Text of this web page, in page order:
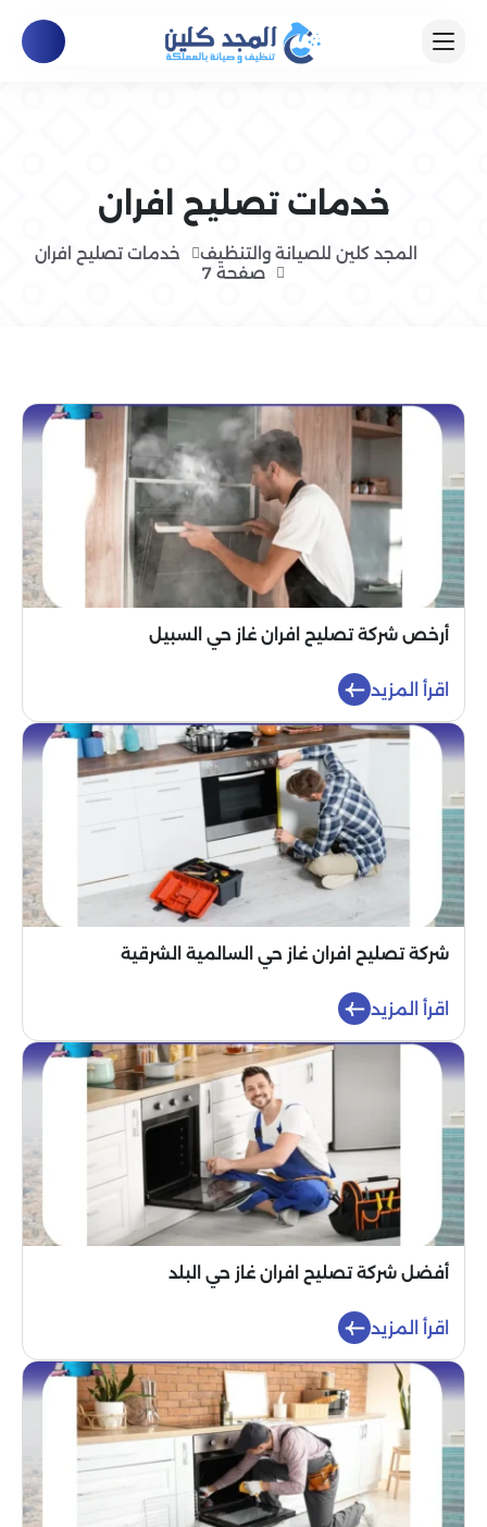
خدمات تصليح افران
المجد كلين للصيانة والتنظيف
خدمات تصليح افران
صفحة 7
أرخص شركة تصليح افران غاز حي السبيل
اقرأ المزيد
شركة تصليح افران غاز حي السالمية الشرقية
اقرأ المزيد
أفضل شركة تصليح افران غاز حي البلد
اقرأ المزيد